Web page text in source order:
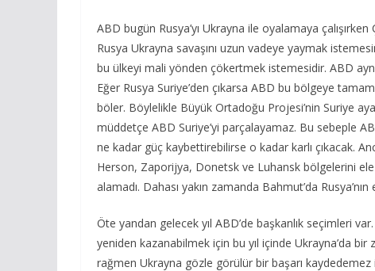
ABD bugün Rusya’yı Ukrayna ile oyalamaya çalışırken
Rusya Ukrayna savaşını uzun vadeye yaymak
bu ülkeyi mali yönden çökertmek istemesidir. ABD
Eğer Rusya Suriye’den çıkarsa ABD bu bölgeye
böler. Böylelikle Büyük Ortadoğu Projesi’nin Suriye
müddetçe ABD Suriye’yi parçalayamaz. Bu sebeple
ne kadar güç kaybettirebilirse o kadar karlı çıkacak.
Herson, Zaporijya, Donetsk ve Luhansk bölgelerini
alamadı. Dahası yakın zamanda Bahmut’da
Öte yandan gelecek yıl ABD’de başkanlık seçimleri
yeniden kazanabilmek için bu yıl içinde Ukrayna’da
rağmen Ukrayna gözle görülür bir başarı kaydedemez